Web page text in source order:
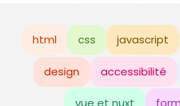
html css javascript
design accessibilité
vue et nuxt